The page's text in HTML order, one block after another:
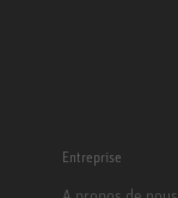
Entreprise